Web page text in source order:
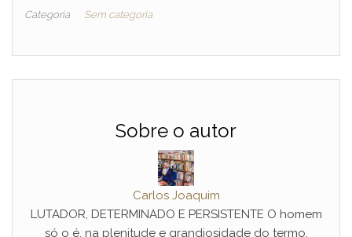
Categoria Sem categoria
Sobre o autor
Carlos Joaquim
LUTADOR, DETERMINADO E PERSISTENTE O homem
só o é, na plenitude e grandiosidade do termo,